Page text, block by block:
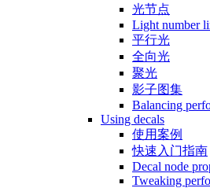
光节点
Light number
平行光
全向光
聚光
影子图集
Balancing
Using decals
使用案例
快速入门指南
Decal node
Tweaking